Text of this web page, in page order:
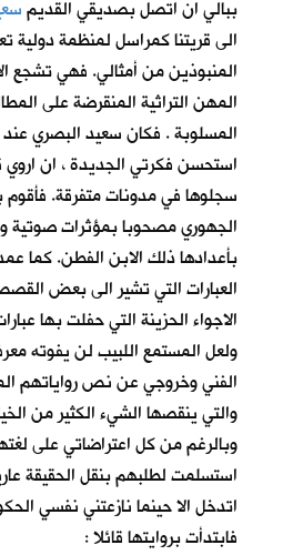
ببالي ان اتصل بصديقي القديم
الى قريتنا كمراسل لمنظمة
المنبوذين من أمثالي. فهي تشجع
المهن التراثية المنقرضة على
المسلوبة . فكان سعيد البصري
استحسن فكرتي الجديدة ، ان
سجلوها في مدونات متفرقة. فأقوم
الجهوري مصحوبا بمؤثرات صوتية
بأعدادها ذلك الابن الفطن. كما
العبارات التي تشير الى بعض
الاجواء الحزينة التي حفلت بها
ولعل المستمع اللبيب لن يفوته
الفني وخروجي عن نص رواياتهم
والتي ينقصها الشيء الكثير من
وبالرغم من كل اعتراضاتي على
استسلمت لطلبهم بنقل الحقيقة
اتدخل الا حينما نازعتني نفسي
فابتدأت بروايتها قائلا :